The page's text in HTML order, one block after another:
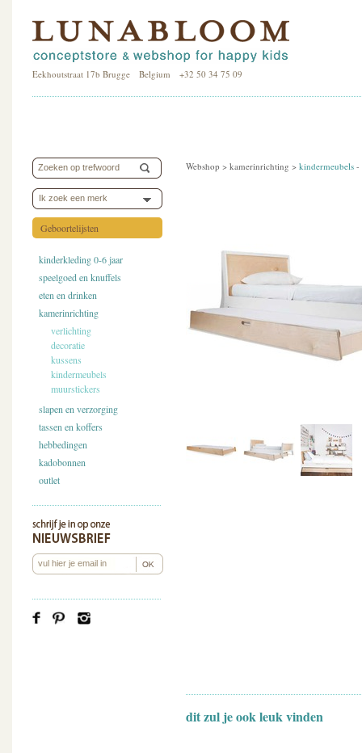
Eekhoutstraat 17b Brugge Belgium +32 50 34 75 09
Ik zoek een merk
Geboortelijsten
kinderkleding 0-6 jaar
speelgoed en knuffels
eten en drinken
kamerinrichting
verlichting
decoratie
kussens
kindermeubels
muurstickers
slapen en verzorging
tassen en koffers
hebbedingen
kadobonnen
outlet
Webshop > kamerinrichting > kindermeubels -
dit zul je ook leuk vinden